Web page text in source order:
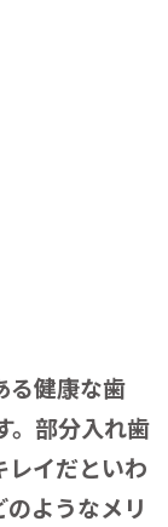
る健康な歯
。部分入れ歯
レイだといわ
ようなメリ